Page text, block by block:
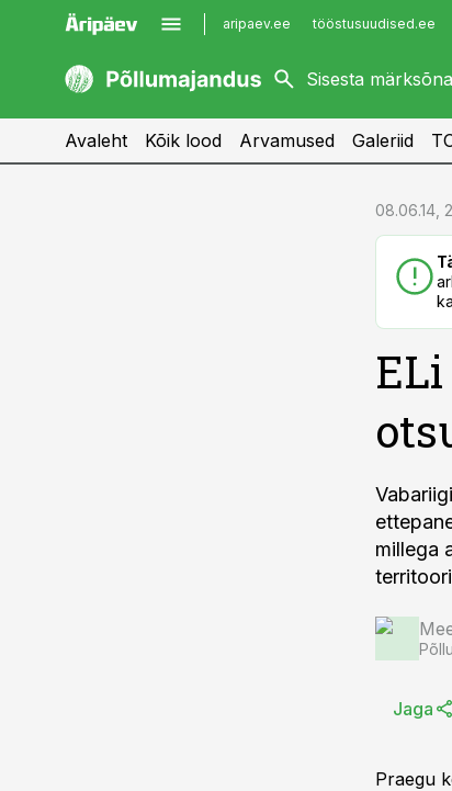
aripaev.ee tööstusuudised.ee
kaubandus.ee
kinnisvarauudised.ee
imelineajalugu.ee
Avaleht Kõik lood Arvamused Galeriid
08.06.14,
millega
Jaga
Praegu